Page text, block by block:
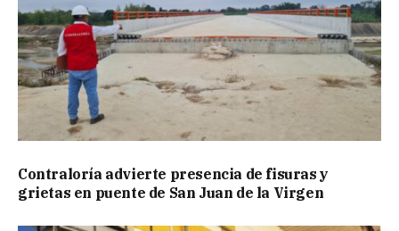
Contraloría advierte presencia de fisuras y
grietas en puente de San Juan de la Virgen